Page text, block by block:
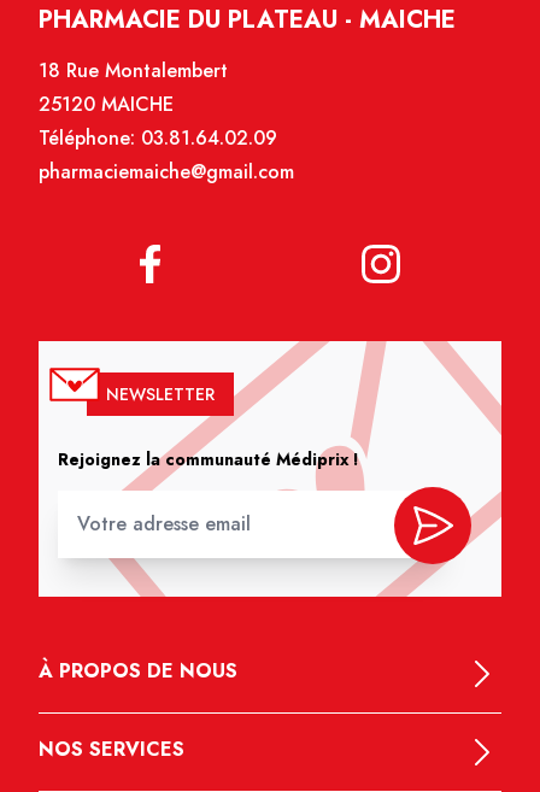
PHARMACIE DU PLATEAU - MAICHE
18 Rue Montalembert
25120 MAICHE
Téléphone: 03.81.64.02.09
pharmaciemaiche@gmail.com
NEWSLETTER
Rejoignez la communauté Médiprix !
À PROPOS DE NOUS
NOS SERVICES